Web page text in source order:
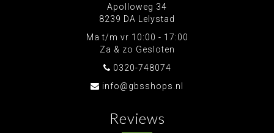
Apolloweg 34
8239 DA Lelystad
Ma t/m vr 10:00 - 17:00
Za & zo Gesloten
0320-748074
info@gbsshops.nl
Reviews